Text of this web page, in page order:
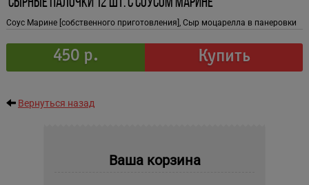
Соус Марине [собственного приготовления], Сыр моцарелла в панеровки
450 р. Купить
Вернуться назад
Ваша корзина